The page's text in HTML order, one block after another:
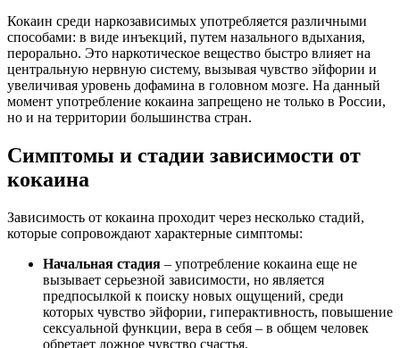
Кокаин среди наркозависимых употребляется различными
способами: в виде инъекций, путем назального вдыхания,
перорально. Это наркотическое вещество быстро влияет на
центральную нервную систему, вызывая чувство эйфории и
увеличивая уровень дофамина в головном мозге. На данный
момент употребление кокаина запрещено не только в России,
но и на территории большинства стран.
Симптомы и стадии зависимости от
кокаина
Зависимость от кокаина проходит через несколько стадий,
которые сопровождают характерные симптомы:
Начальная стадия – употребление кокаина еще не
вызывает серьезной зависимости, но является
предпосылкой к поиску новых ощущений, среди
которых чувство эйфории, гиперактивность, повышение
сексуальной функции, вера в себя – в общем человек
обретает ложное чувство счастья.